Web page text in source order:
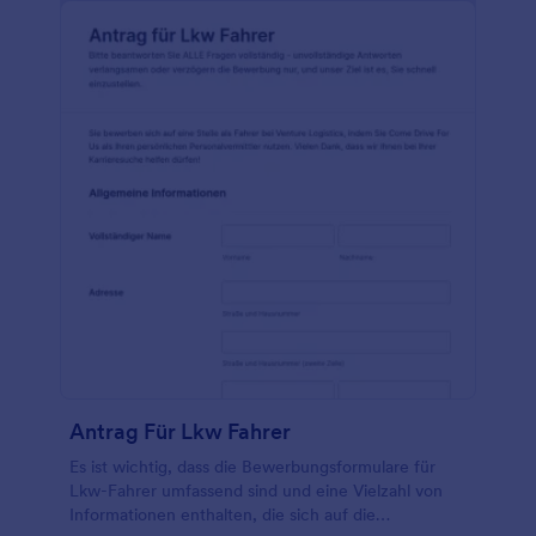
Antrag Für Lkw Fahrer
Es ist wichtig, dass die Bewerbungsformulare für
Lkw-Fahrer umfassend sind und eine Vielzahl von
Informationen enthalten, die sich auf die